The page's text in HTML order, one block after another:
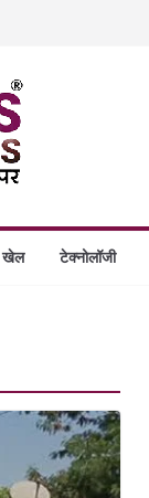
खेल टेक्नोलॉजी